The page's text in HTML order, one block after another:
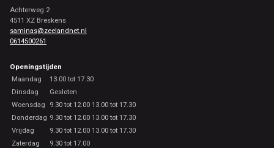
Achterweg 2
4511 XZ Breskens
saminas@zeelandnet.nl
0614500261
Openingstijden
Maandag
13.00 tot 17.30
Dinsdag
Gesloten
Woensdag
9.30 tot 12.00 13.00 tot 17.30
Donderdag 9.30 tot 12.00 13.00 tot 17.30
Vrijdag
9.30 tot 12.00 13.00 tot 17.30
Zaterdag
9.30 tot 17.00